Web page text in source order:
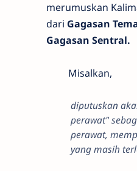
merumuskan
dari Gagasan
Gagasan Sentral.
Misalkan,
diputuskan
perawat"
perawat,
yang masih